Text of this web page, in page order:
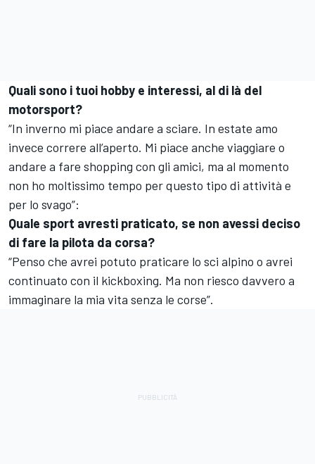
Quali sono i tuoi hobby e interessi, al di là del
motorsport?
“In inverno mi piace andare a sciare. In estate amo
invece correre all’aperto. Mi piace anche viaggiare o
andare a fare shopping con gli amici, ma al momento
non ho moltissimo tempo per questo tipo di attività e
per lo svago”:
Quale sport avresti praticato, se non avessi deciso
di fare la pilota da corsa?
“Penso che avrei potuto praticare lo sci alpino o avrei
continuato con il kickboxing. Ma non riesco davvero a
immaginare la mia vita senza le corse”.